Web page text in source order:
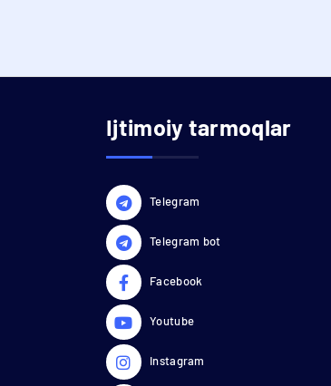
Ijtimoiy tarmoqlar
Telegram
Telegram bot
Facebook
Youtube
Instagram